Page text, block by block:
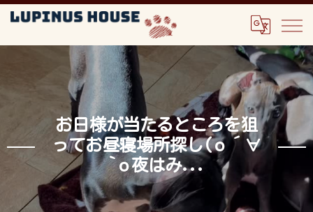
お日様が当たるところを狙
ってお昼寝場所探し(о´∀
`о夜はみ...